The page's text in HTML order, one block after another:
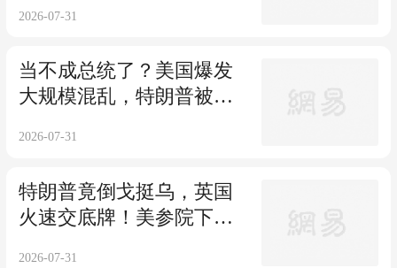
2026-07-31
当不成总统了？美国爆发
大规模混乱，特朗普被联
2026-07-31
特朗普竟倒戈挺乌，英国
火速交底牌！美参院下狠
2026-07-31